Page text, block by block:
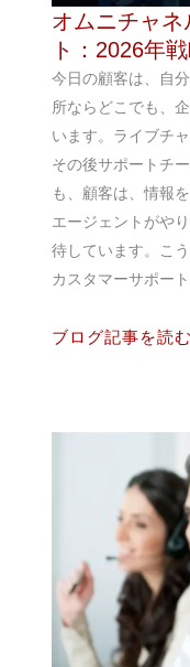
オムニチャ
ト：2026年
今日の顧客は、自
所ならどこでも、
います。ライブチ
その後サポートチ
も、顧客は、情報
エージェントがや
待しています。こ
カスタマーサポー
ブログ記事を読む